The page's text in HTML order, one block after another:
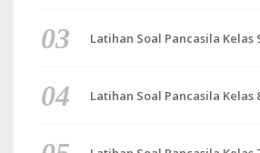
Latihan Soal Pancasila Kelas
Latihan Soal Pancasila Kelas